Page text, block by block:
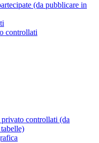
(da pubblicare in
controllati
controllati (da